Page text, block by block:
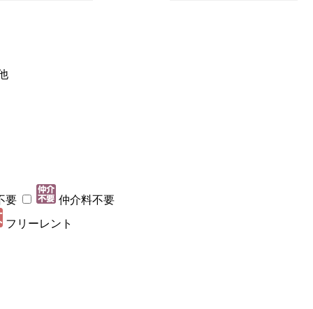
要
仲介料不要
フリーレント